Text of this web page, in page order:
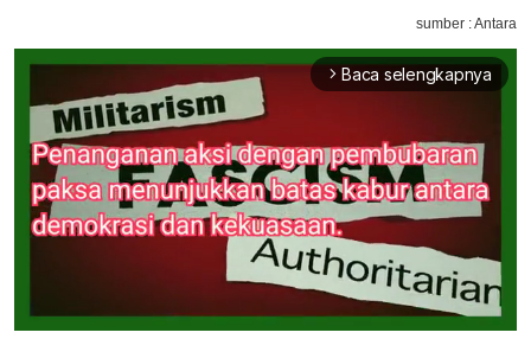
sumber : Antara
arrow_forward_ios Baca selengkapnya